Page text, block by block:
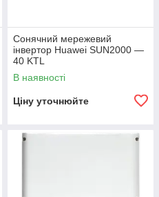
Сонячний мережевий
інвертор Huawei SUN2000 —
40 KTL
В наявності
Ціну уточнюйте